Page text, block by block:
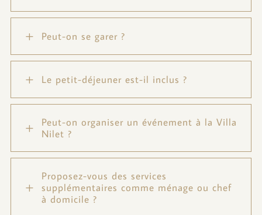
L Peut-on se garer ?
L Le petit-déjeuner est-il inclus ?
L
Peut-on organiser un événement à la Villa
Nilet ?
L
Proposez-vous des services
supplémentaires comme ménage ou chef
à domicile ?